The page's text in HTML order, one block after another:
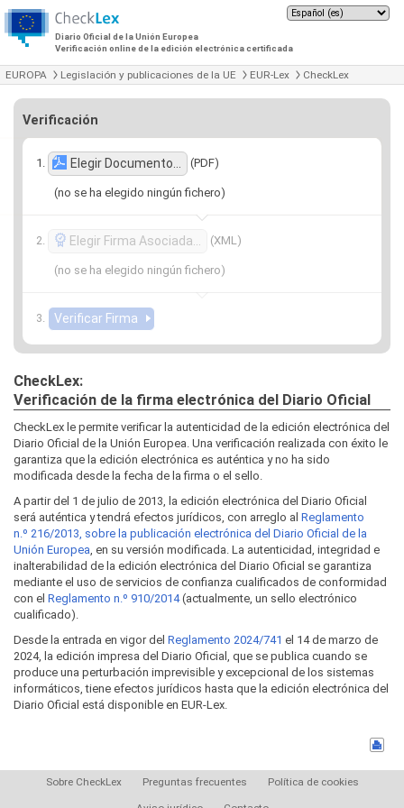
Diario Oficial de la Unión Europea
Verificación online de la edición electrónica certificada
EUROPA Legislación y publicaciones de la UE EUR-Lex CheckLex
Verificación
Elegir Documento… (PDF)
(no se ha elegido ningún fichero)
Elegir Firma Asociada… (XML)
(no se ha elegido ningún fichero)
CheckLex:
Verificación de la firma electrónica del Diario Oficial
CheckLex le permite verificar la autenticidad de la edición electrónica del
Diario Oficial de la Unión Europea. Una verificación realizada con éxito le
garantiza que la edición electrónica es auténtica y no ha sido
modificada desde la fecha de la firma o el sello.
A partir del 1 de julio de 2013, la edición electrónica del Diario Oficial
será auténtica y tendrá efectos jurídicos, con arreglo al Reglamento
n.º 216/2013, sobre la publicación electrónica del Diario Oficial de la
Unión Europea, en su versión modificada. La autenticidad, integridad e
inalterabilidad de la edición electrónica del Diario Oficial se garantiza
mediante el uso de servicios de confianza cualificados de conformidad
con el Reglamento n.º 910/2014(actualmente, un sello electrónico
cualificado).
Desde la entrada en vigor del Reglamento 2024/741 el 14 de marzo de
2024, la edición impresa del Diario Oficial, que se publica cuando se
produce una perturbación imprevisible y excepcional de los sistemas
informáticos, tiene efectos jurídicos hasta que la edición electrónica del
Diario Oficial está disponible en EUR-Lex.
Sobre CheckLex Preguntas frecuentes Política de cookies